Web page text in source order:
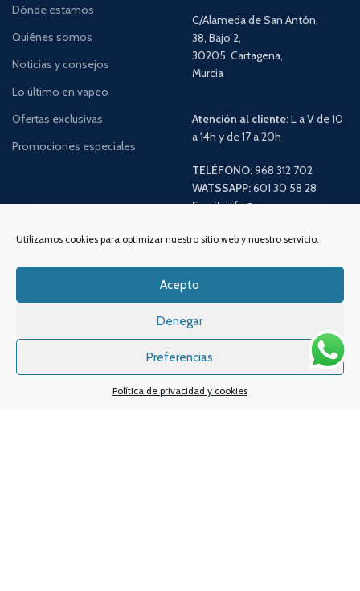
Utilizamos cookies para optimizar nuestro sitio web y nuestro servicio.
Acepto
Denegar
Preferencias
Política de privacidad y cookies
Dónde estamos
Quiénes somos
Noticias y consejos
Lo último en vapeo
Ofertas exclusivas
Promociones especiales
C/Alameda de San Antón,
38, Bajo 2,
30205, Cartagena,
Murcia
Atención al cliente:L a V de 10
a 14h y de 17 a 20h
TELÉFONO:968 312 702
WATSSAPP:601 30 58 28
Email:info@vapeo.es
Sistema de envío